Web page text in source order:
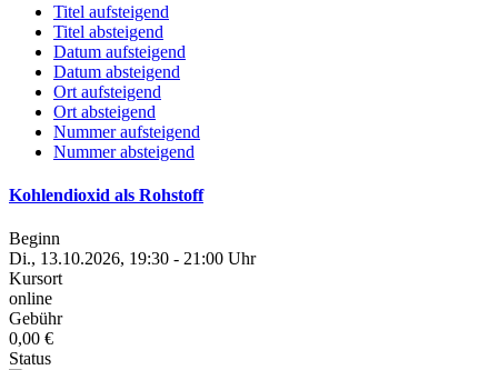
Titel aufsteigend
Titel absteigend
Datum aufsteigend
Datum absteigend
Ort aufsteigend
Ort absteigend
Nummer aufsteigend
Nummer absteigend
Kohlendioxid als Rohstoff
Beginn
Di., 13.10.2026, 19:30 - 21:00 Uhr
Kursort
online
Gebühr
0,00 €
Status